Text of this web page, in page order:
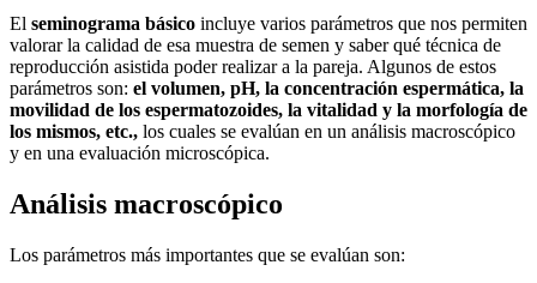
El seminograma básico incluye varios parámetros que nos permiten
valorar la calidad de esa muestra de semen y saber qué técnica de
reproducción asistida poder realizar a la pareja. Algunos de estos
parámetros son: el volumen, pH, la concentración espermática, la
movilidad de los espermatozoides, la vitalidad y la morfología de
los mismos, etc., los cuales se evalúan en un análisis macroscópico
y en una evaluación microscópica.
Análisis macroscópico
Los parámetros más importantes que se evalúan son: